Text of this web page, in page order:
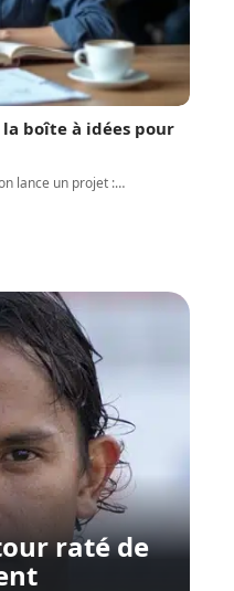
boîte à idées pour
lance un projet :…
raté de